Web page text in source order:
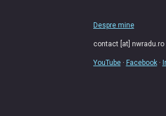
Despre mine
contact [at] nwradu.ro
YouTube· Facebook·